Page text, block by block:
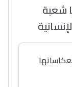
شعبة